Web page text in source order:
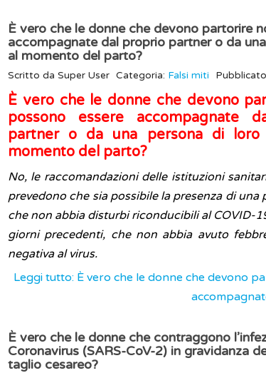
È vero che le donne che devono partorire
accompagnate dal proprio partner o da
al momento del parto?
Scritto da Super User Categoria: Falsi miti
È vero che le donne che devono
possono essere accompagnate
partner o da una persona di loro
momento del parto?
No, le raccomandazioni delle istituzioni
prevedono che sia possibile la presenza di una
che non abbia disturbi riconducibili al COVID-
giorni precedenti, che non abbia avuto
negativa al virus.
Leggi tutto: È vero che le donne che devono
È vero che le donne che contraggono
Coronavirus (SARS-CoV-2) in gravidanza
taglio cesareo?